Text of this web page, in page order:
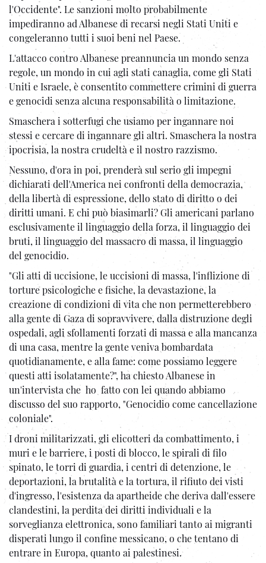
l'Occidente". Le sanzioni molto probabilmente
impediranno ad Albanese di recarsi negli Stati Uniti e
congeleranno tutti i suoi beni nel Paese.
L'attacco contro Albanese preannuncia un mondo senza
regole, un mondo in cui agli stati canaglia, come gli Stati
Uniti e Israele, è consentito commettere crimini di guerra
e genocidi senza alcuna responsabilità o limitazione.
Smaschera i sotterfugi che usiamo per ingannare noi
stessi e cercare di ingannare gli altri. Smaschera la nostra
ipocrisia, la nostra crudeltà e il nostro razzismo.
Nessuno, d'ora in poi, prenderà sul serio gli impegni
dichiarati dell'America nei confronti della democrazia,
della libertà di espressione, dello stato di diritto o dei
diritti umani. E chi può biasimarli? Gli americani parlano
esclusivamente il linguaggio della forza, il linguaggio dei
bruti, il linguaggio del massacro di massa, il linguaggio
del genocidio.
"Gli atti di uccisione, le uccisioni di massa, l'inflizione di
torture psicologiche e fisiche, la devastazione, la
creazione di condizioni di vita che non permetterebbero
alla gente di Gaza di sopravvivere, dalla distruzione degli
ospedali, agli sfollamenti forzati di massa e alla mancanza
di una casa, mentre la gente veniva bombardata
quotidianamente, e alla fame: come possiamo leggere
questi atti isolatamente?", ha chiesto Albanese in
un'intervista che ho fatto con lei quando abbiamo
discusso del suo rapporto, "Genocidio come cancellazione
coloniale".
I droni militarizzati, gli elicotteri da combattimento, i
muri e le barriere, i posti di blocco, le spirali di filo
spinato, le torri di guardia, i centri di detenzione, le
deportazioni, la brutalità e la tortura, il rifiuto dei visti
d'ingresso, l'esistenza da apartheide che deriva dall'essere
clandestini, la perdita dei diritti individuali e la
sorveglianza elettronica, sono familiari tanto ai migranti
disperati lungo il confine messicano, o che tentano di
entrare in Europa, quanto ai palestinesi.